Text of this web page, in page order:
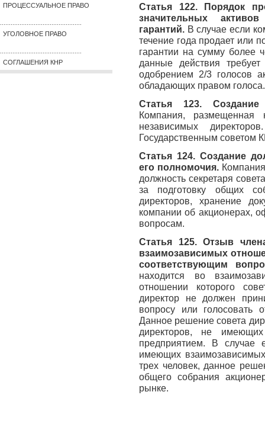
ПРОЦЕССУАЛЬНОЕ ПРАВО
УГОЛОВНОЕ ПРАВО
СОГЛАШЕНИЯ КНР
Статья 122. Порядок
значительных
гарантий. В случае если
течение года продает или
гарантии на сумму более
данные действия
одобрением 2/3 голосов
обладающих правом голоса.
Статья 123. Создание
Компания, размещенная
независимых
Государственным советом
Статья 124. Создание
его полномочия.
должность секретаря
за подготовку общих
директоров, хранение
компании об акционерах,
вопросам.
Статья 125. Отзыв
взаимозависимых
соответствующим
находится во
отношении которого
директор не должен
вопросу или голосовать
Данное решение совета
директоров, не
предприятием. В случае
имеющих
трех человек, данное
общего собрания
рынке.